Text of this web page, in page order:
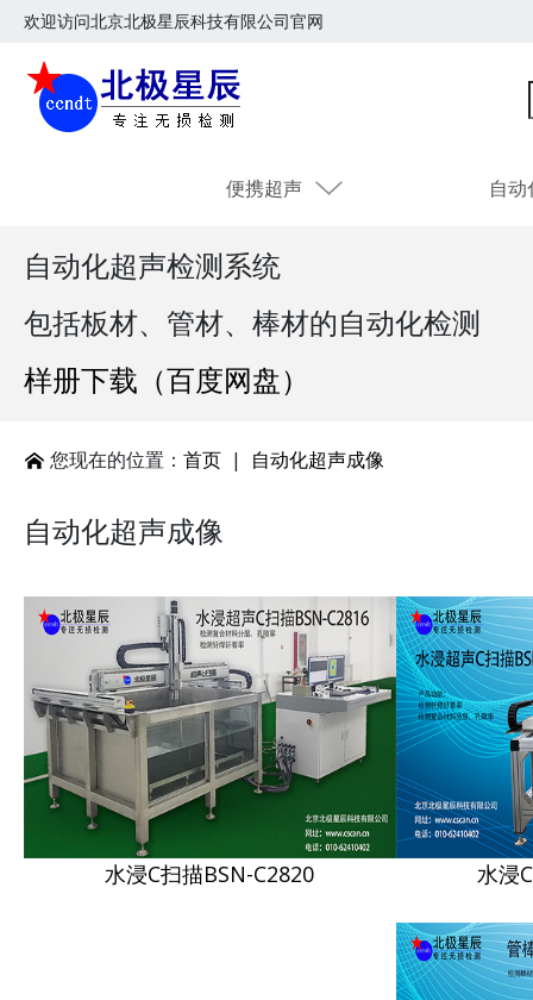
欢迎访问北京北极星辰科技有限公司官网
便携超声 自
自动化超声检测系统
包括板材、管材、棒材的自动化检测
样册下载（百度网盘）
您现在的位置： 首页| 自动化超声成像
自动化超声成像
水浸C扫描BSN-C2820 水浸